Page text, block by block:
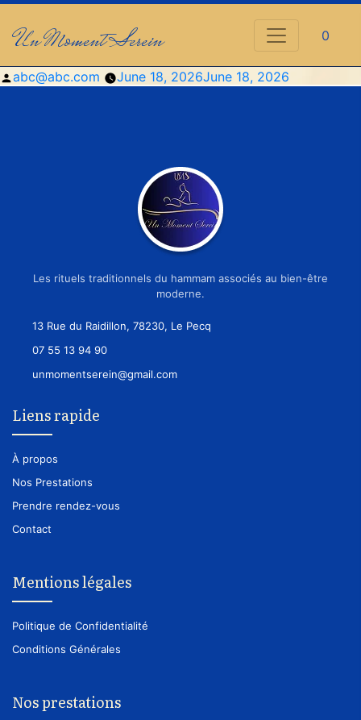
Un Moment Serein 0
Posted
abc@abc.com June 18, 2026June 18, 2026
Les rituels traditionnels du hammam associés au bien-être
moderne.
13 Rue du Raidillon, 78230, Le Pecq
07 55 13 94 90
unmomentserein@gmail.com
Liens rapide
À propos
Nos Prestations
Prendre rendez-vous
Contact
Mentions légales
Politique de Confidentialité
Conditions Générales
Nos prestations